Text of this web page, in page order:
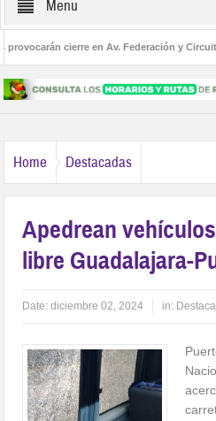
Menu
cierre en Av. Federación y Circuito
robo a Karely Ruiz
Home Destacadas
Apedrean
libre Guadalajara-
Date:diciembre 02, 2024 in: